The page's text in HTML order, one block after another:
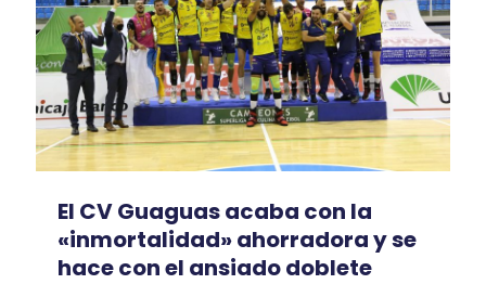
El CV Guaguas acaba con la
«inmortalidad» ahorradora y se
hace con el ansiado doblete